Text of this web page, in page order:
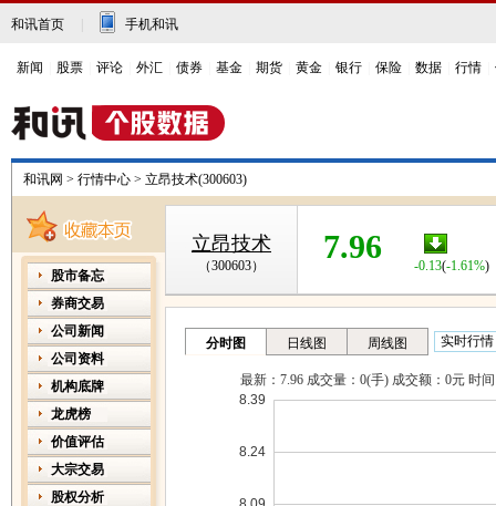
和讯首页 手机和讯
新闻 股票 评论 外汇 债券 基金 期货 黄金 银行 保险 数据 行情
和讯网 > 行情中心 > 立昂技术(300603)
股市备忘
券商交易
公司新闻
公司资料
机构底牌
龙虎榜
价值评估
大宗交易
股权分析
立昂技术
（300603）
7.96
-0.13(-1.61%)